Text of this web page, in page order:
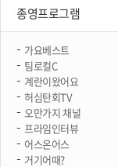
종영프로그램
가요베스트
팀로컬C
계란이왔어요
허심탄회TV
오만가지 채널
프라임인터뷰
어스온어스
거기어때?